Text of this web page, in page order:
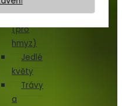
párty
(pro
hmyz)
Jedlé
květy
Trávy
a